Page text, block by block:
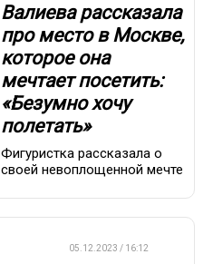
Валиева рассказала
про место в Москве,
которое она
мечтает посетить:
«Безумно хочу
полетать»
Фигуристка рассказала о
своей невоплощенной мечте
05.12.2023 / 16:12